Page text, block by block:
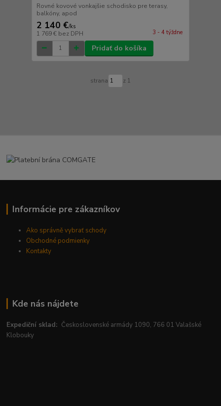
Rovné kovové vonkajšie schodisko pre terasy,
balkóny, apod
2 140 €/ks
1 769 € bez DPH 3 - 4 týždne
Pridať do košíka
strana z 1
Informácie pre zákazníkov
Ako správně vybrať schody
Obchodné podmienky
Kontakty
Kde nás nájdete
Expediční sklad: Československé armády 1090, 766 01 Valašské
Klobouky